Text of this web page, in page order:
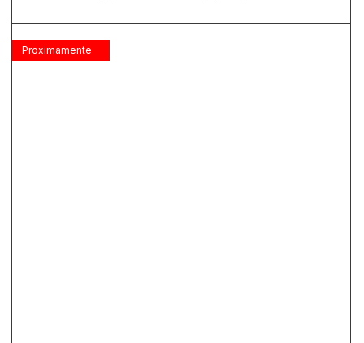
Proximamente